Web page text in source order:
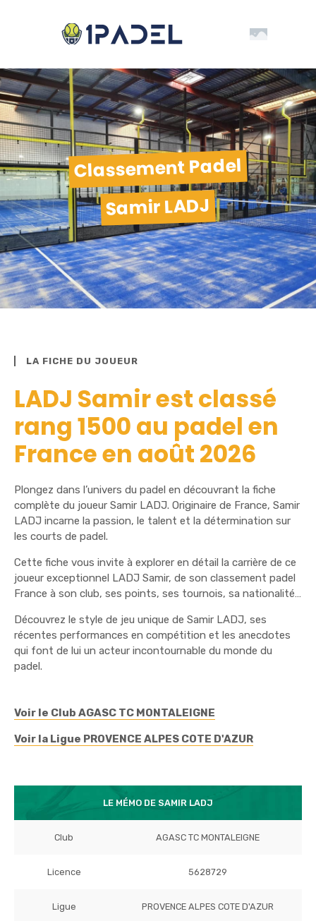
Classement Padel
Samir LADJ
LA FICHE DU JOUEUR
LADJ Samir est classé
rang 1500 au padel en
France en août 2026
Plongez dans l’univers du padel en découvrant la fiche
complète du joueur Samir LADJ. Originaire de France, Samir
LADJ incarne la passion, le talent et la détermination sur
les courts de padel.
Cette fiche vous invite à explorer en détail la carrière de ce
joueur exceptionnel LADJ Samir, de son classement padel
France à son club, ses points, ses tournois, sa nationalité…
Découvrez le style de jeu unique de Samir LADJ, ses
récentes performances en compétition et les anecdotes
qui font de lui un acteur incontournable du monde du
padel.
Voir le Club AGASC TC MONTALEIGNE
Voir la Ligue PROVENCE ALPES COTE D'AZUR
LE MÉMO DE SAMIR LADJ
Club AGASC TC MONTALEIGNE
Licence 5628729
Ligue PROVENCE ALPES COTE D'AZUR